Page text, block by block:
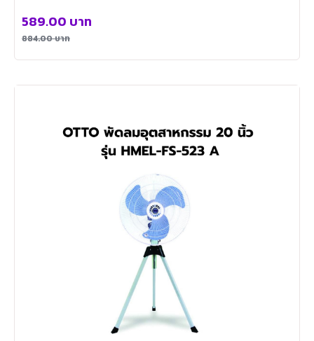
884.00บาท
589.00 บาท